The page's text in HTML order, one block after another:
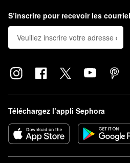
S’inscrire pour recevoir les
Téléchargez l’appli Sephora